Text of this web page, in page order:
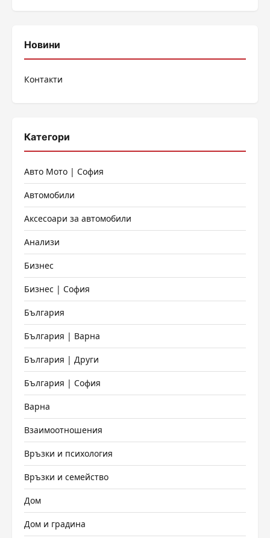
Новини
Контакти
Категори
Авто Мото | София
Автомобили
Аксесоари за автомобили
Анализи
Бизнес
Бизнес | София
България
България | Варна
България | Други
България | София
Варна
Взаимоотношения
Връзки и психология
Връзки и семейство
Дом
Дом и градина